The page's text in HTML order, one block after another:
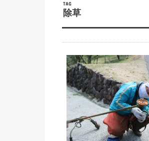
TAG
除草